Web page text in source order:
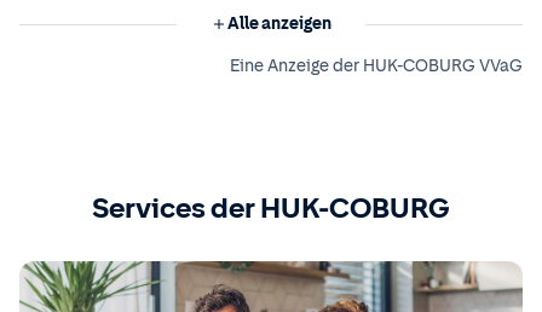
Alle anzeigen
Eine Anzeige der HUK-COBURG VVaG
Services der HUK-COBURG